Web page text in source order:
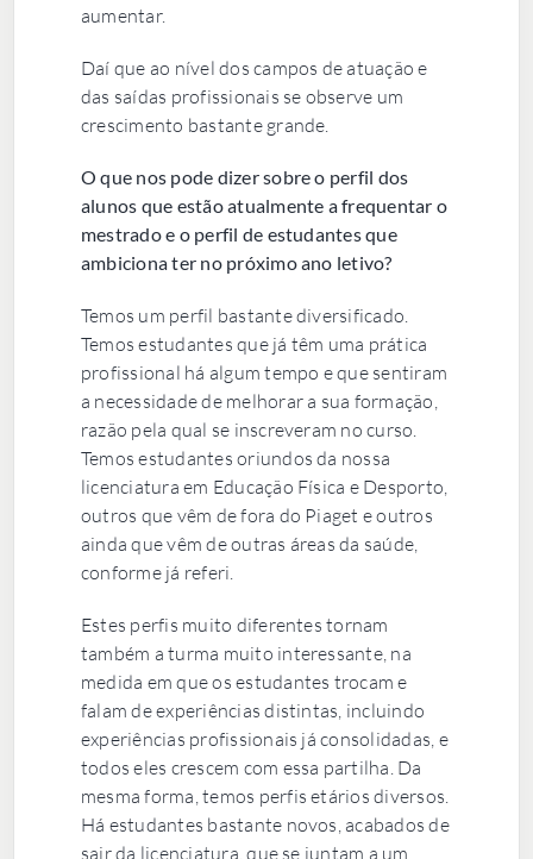
aumentar.
Daí que ao nível dos campos de atuação e
das saídas profissionais se observe um
crescimento bastante grande.
O que nos pode dizer sobre o perfil dos
alunos que estão atualmente a frequentar o
mestrado e o perfil de estudantes que
ambiciona ter no próximo ano letivo?
Temos um perfil bastante diversificado.
Temos estudantes que já têm uma prática
profissional há algum tempo e que sentiram
a necessidade de melhorar a sua formação,
razão pela qual se inscreveram no curso.
Temos estudantes oriundos da nossa
licenciatura em Educação Física e Desporto,
outros que vêm de fora do Piaget e outros
ainda que vêm de outras áreas da saúde,
conforme já referi.
Estes perfis muito diferentes tornam
também a turma muito interessante, na
medida em que os estudantes trocam e
falam de experiências distintas, incluindo
experiências profissionais já consolidadas, e
todos eles crescem com essa partilha. Da
mesma forma, temos perfis etários diversos.
Há estudantes bastante novos, acabados de
sair da licenciatura, que se juntam a um